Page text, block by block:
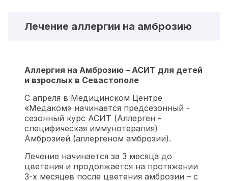
Лечение аллергии на амброзию
Аллергия на Амброзию – АСИТ для детей
и взрослых в Севастополе
С апреля в Медицинском Центре
«Медаком» начинается предсезонный -
сезонный курс АСИТ (Аллерген -
специфическая иммунотерапия)
Амброзией (аллергеном амброзии).
Лечение начинается за 3 месяца до
цветения и продолжается на протяжении
3-х месяцев после цветения амброзии – с